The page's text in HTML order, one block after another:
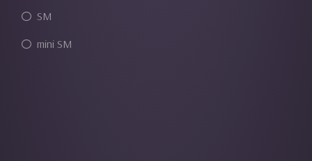
SM
mini SM